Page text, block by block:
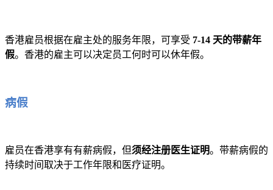
香港雇员根据在雇主处的服务年限，可享受 7-14 天的带薪年
假。香港的雇主可以决定员工何时可以休年假。
病假
雇员在香港享有有薪病假，但须经注册医生证明。带薪病假的
持续时间取决于工作年限和医疗证明。